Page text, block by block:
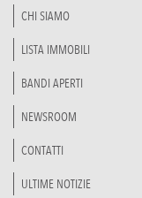
CHI SIAMO
LISTA IMMOBILI
BANDI APERTI
NEWSROOM
CONTATTI
ULTIME NOTIZIE